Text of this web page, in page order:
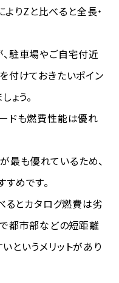
りZと比べると全長・
駐車場やご自宅付近
付けておきたいポイン
ょう。
ドも燃費性能は優れ
も優れているため、
めです。
るとカタログ燃費は劣
で都市部などの短距離
というメリットがあり